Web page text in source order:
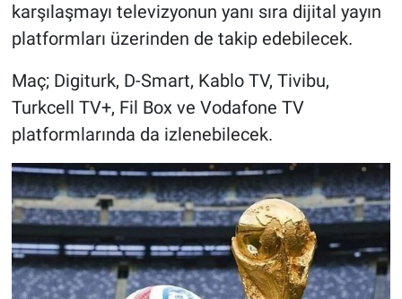
karşılaşmayı televizyonun yanı sıra dijital yayın
platformları üzerinden de takip edebilecek.
Maç; Digiturk, D-Smart, Kablo TV, Tivibu,
Turkcell TV+, Fil Box ve Vodafone TV
platformlarında da izlenebilecek.